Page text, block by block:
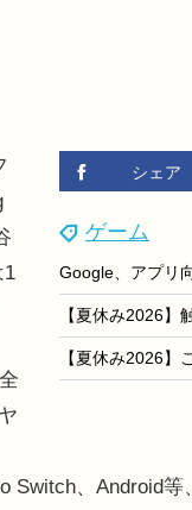
シェア
ゲーム
1
Switch、Android